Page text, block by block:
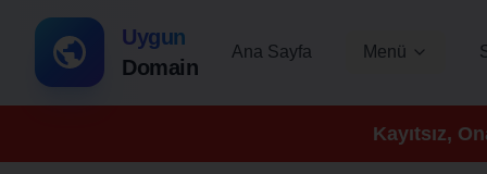
Uygun
Domain
Ana Sayfa Menü
Kayıtsız,